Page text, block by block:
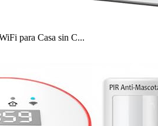
para Casa sin C...